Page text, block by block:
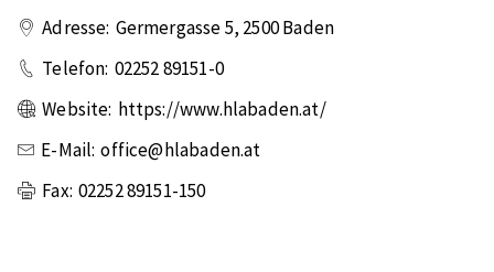
Adresse: Germergasse 5, 2500Baden
Telefon: 02252 89151-0
Website: https://www.hlabaden.at/
E-Mail: office@hlabaden.at
Fax: 02252 89151-150